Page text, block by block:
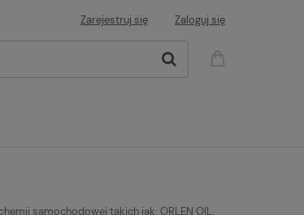
Zarejestruj się Zaloguj się
samochodowej takich jak: ORLEN OIL,